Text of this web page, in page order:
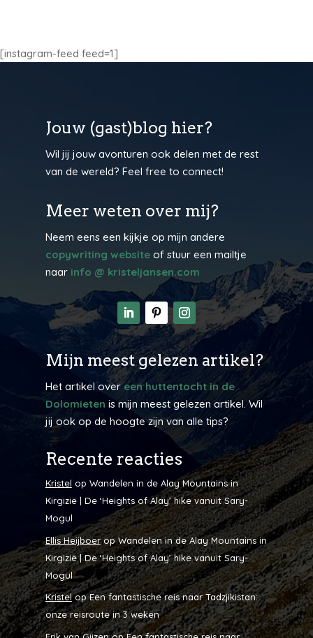
[instagram-feed feed=1]
Jouw (gast)blog hier?
Wil jij jouw avonturen ook delen met de rest
van de wereld? Feel free to connect!
Meer weten over mij?
Neem eens een kijkje op mijn andere
copywriting websiteof stuur een mailtje
naar info @ kristeljansen.com
Mijn meest gelezen artikel?
Het artikel overeen huttentocht in de
Dolomieten is mijn meest gelezen artikel. Wil
jij ook op de hoogte zijn van alle tips?
Recente reacties
Kristel op Wandelen in de Alay Mountains in
Kirgizië | De ‘Heights of Alay’ hike vanuit Sary-
Mogul
Ellis Heijboerop Wandelen in de Alay Mountains in
Kirgizië | De ‘Heights of Alay’ hike vanuit Sary-
Mogul
KristelopEen fantastische reis naar Tadzjikistan:
onze reisroute in 3 weken